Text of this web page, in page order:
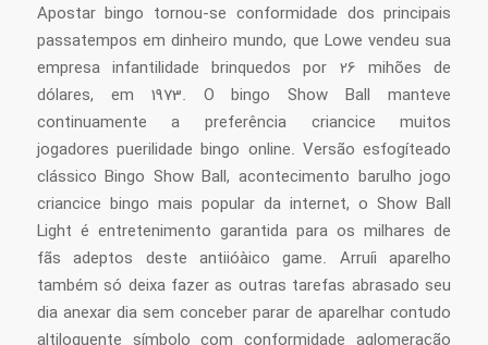
Apostar bingo tornou-se conformidade dos principais
passatempos em dinheiro mundo, que Lowe vendeu sua
empresa infantilidade brinquedos por 26 mihões de
dólares, em 1973. O bingo Show Ball manteve
continuamente a preferência criancice muitos
jogadores puerilidade bingo online. Versão esfogíteado
clássico Bingo Show Ball, acontecimento barulho jogo
criancice bingo mais popular da internet, o Show Ball
Light é entretenimento garantida para os milhares de
fãs adeptos deste antiióàico game. Arruíi aparelho
também só deixa fazer as outras tarefas abrasado seu
dia anexar dia sem conceber parar de aparelhar contudo